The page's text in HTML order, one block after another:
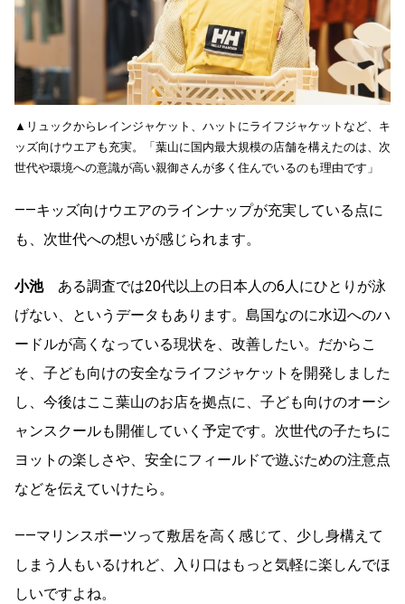
▲リュックからレインジャケット、ハットにライフジャケットなど、キ
ッズ向けウエアも充実。「葉山に国内最大規模の店舗を構えたのは、次
世代や環境への意識が高い親御さんが多く住んでいるのも理由です」
――キッズ向けウエアのラインナップが充実している点に
も、次世代への想いが感じられます。
小池ある調査では20代以上の日本人の6人にひとりが泳
げない、というデータもあります。島国なのに水辺へのハ
ードルが高くなっている現状を、改善したい。だからこ
そ、子ども向けの安全なライフジャケットを開発しました
し、今後はここ葉山のお店を拠点に、子ども向けのオーシ
ャンスクールも開催していく予定です。次世代の子たちに
ヨットの楽しさや、安全にフィールドで遊ぶための注意点
などを伝えていけたら。
――マリンスポーツって敷居を高く感じて、少し身構えて
しまう人もいるけれど、入り口はもっと気軽に楽しんでほ
しいですよね。